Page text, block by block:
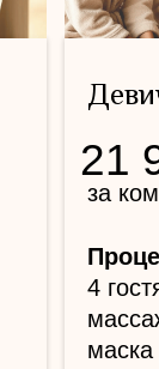
за
4
21